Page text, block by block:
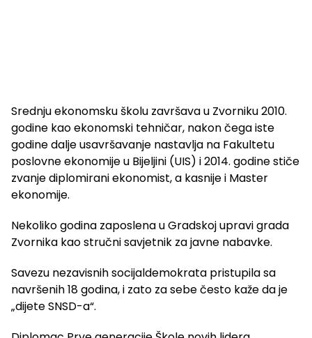
Srednju ekonomsku školu završava u Zvorniku 2010.
godine kao ekonomski tehničar, nakon čega iste
godine dalje usavršavanje nastavlja na Fakultetu
poslovne ekonomije u Bijeljini (UIS) i 2014. godine stiče
zvanje diplomirani ekonomist, a kasnije i Master
ekonomije.
Nekoliko godina zaposlena u Gradskoj upravi grada
Zvornika kao stručni savjetnik za javne nabavke.
Savezu nezavisnih socijaldemokrata pristupila sa
navršenih 18 godina, i zato za sebe često kaže da je
„dijete SNSD-a“.